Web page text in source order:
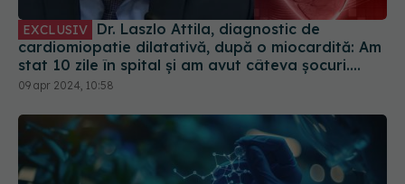
EXCLUSIV
cardiomiopatie dilatativă, după o miocardită: Am
stat 10 zile în spital și am avut câteva șocuri.
Dacă nu erau ei, nu mai eram aici
09 apr 2024, 10:58